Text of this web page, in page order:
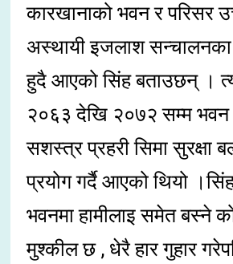
कारखानाको भवन र परिसर
अस्थायी इजलाश सन्चालनका
हुदै आएको सिंह बताउछन् ।
२०६३ देखि २०७२ सम्म भवन
सशस्त्र प्रहरी सिमा सुरक्षा
प्रयोग गर्दै आएको थियो
भवनमा हामीलाइ समेत बस्ने
मुश्कील छ , धेरै हार गुहार